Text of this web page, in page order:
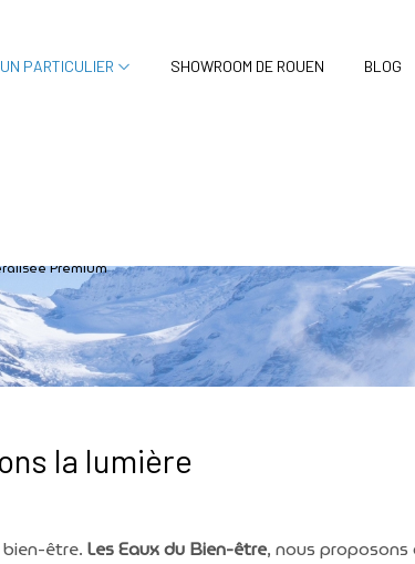
PARTICULIER SHOWROOM DE ROUEN BLOG
– Eau pure et
Premium
la lumière
être. Les Eaux du Bien-être, nous proposons